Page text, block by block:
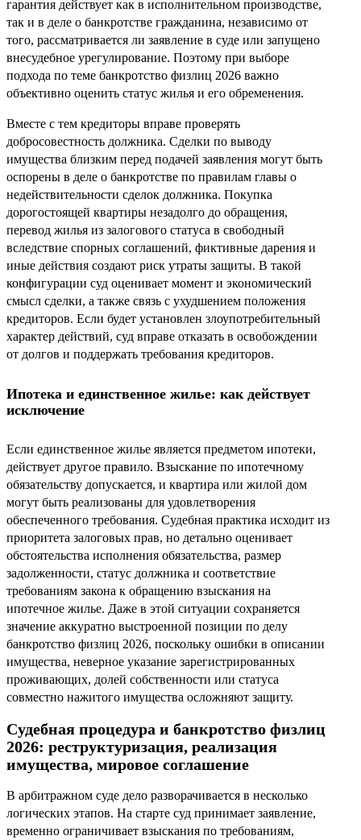
гарантия действует как в исполнительном производстве,
так и в деле о банкротстве гражданина, независимо от
того, рассматривается ли заявление в суде или запущено
внесудебное урегулирование. Поэтому при выборе
подхода по теме банкротство физлиц 2026 важно
объективно оценить статус жилья и его обременения.
Вместе с тем кредиторы вправе проверять
добросовестность должника. Сделки по выводу
имущества близким перед подачей заявления могут быть
оспорены в деле о банкротстве по правилам главы о
недействительности сделок должника. Покупка
дорогостоящей квартиры незадолго до обращения,
перевод жилья из залогового статуса в свободный
вследствие спорных соглашений, фиктивные дарения и
иные действия создают риск утраты защиты. В такой
конфигурации суд оценивает момент и экономический
смысл сделки, а также связь с ухудшением положения
кредиторов. Если будет установлен злоупотребительный
характер действий, суд вправе отказать в освобождении
от долгов и поддержать требования кредиторов.
Ипотека и единственное жилье: как действует
исключение
Если единственное жилье является предметом ипотеки,
действует другое правило. Взыскание по ипотечному
обязательству допускается, и квартира или жилой дом
могут быть реализованы для удовлетворения
обеспеченного требования. Судебная практика исходит из
приоритета залоговых прав, но детально оценивает
обстоятельства исполнения обязательства, размер
задолженности, статус должника и соответствие
требованиям закона к обращению взыскания на
ипотечное жилье. Даже в этой ситуации сохраняется
значение аккуратно выстроенной позиции по делу
банкротство физлиц 2026, поскольку ошибки в описании
имущества, неверное указание зарегистрированных
проживающих, долей собственности или статуса
совместно нажитого имущества осложняют защиту.
Судебная процедура и банкротство физлиц
2026: реструктуризация, реализация
имущества, мировое соглашение
В арбитражном суде дело разворачивается в несколько
логических этапов. На старте суд принимает заявление,
временно ограничивает взыскания по требованиям,